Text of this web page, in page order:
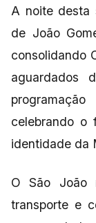
A noite desta
de João
consolidando
aguardados
celebrando o
identidade da
O São João
transporte e